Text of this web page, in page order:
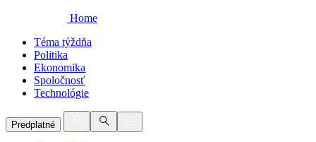
Home
Téma týždňa
Politika
Ekonomika
Spoločnosť
Technológie
Predplatné